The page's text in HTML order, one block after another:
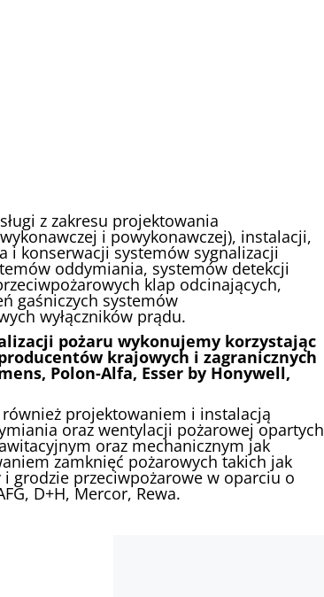
z zakresu projektowania
i powykonawczej), instalacji,
i konserwacji systemów sygnalizacji
oddymiania, systemów detekcji
klap odcinających,
gaśniczych systemów
wyłączników prądu.
pożaru wykonujemy korzystając
krajowych i zagranicznych
Polon-Alfa, Esser by Honywell,
projektowaniem i instalacją
oraz wentylacji pożarowej opartych
oraz mechanicznym jak
zamknięć pożarowych takich jak
grodzie przeciwpożarowe w oparciu o
D+H, Mercor, Rewa.